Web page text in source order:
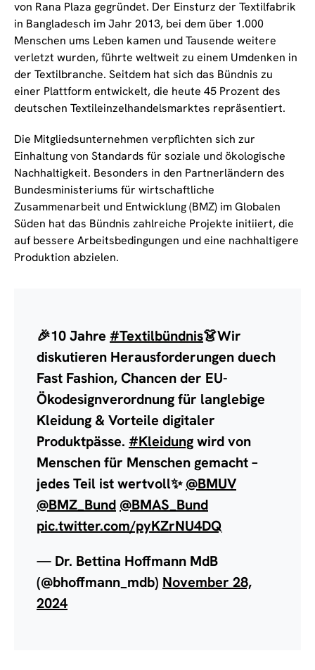
von Rana Plaza gegründet. Der Einsturz der Textilfabrik
in Bangladesch im Jahr 2013, bei dem über 1.000
Menschen ums Leben kamen und Tausende weitere
verletzt wurden, führte weltweit zu einem Umdenken in
der Textilbranche. Seitdem hat sich das Bündnis zu
einer Plattform entwickelt, die heute 45 Prozent des
deutschen Textileinzelhandelsmarktes repräsentiert.
Die Mitgliedsunternehmen verpflichten sich zur
Einhaltung von Standards für soziale und ökologische
Nachhaltigkeit. Besonders in den Partnerländern des
Bundesministeriums für wirtschaftliche
Zusammenarbeit und Entwicklung (BMZ) im Globalen
Süden hat das Bündnis zahlreiche Projekte initiiert, die
auf bessere Arbeitsbedingungen und eine nachhaltigere
Produktion abzielen.
🎉10 Jahre #Textilbündnis👗Wir
diskutieren Herausforderungen duech
Fast Fashion, Chancen der EU-
Ökodesignverordnung für langlebige
Kleidung & Vorteile digitaler
Produktpässe. #Kleidungwird von
Menschen für Menschen gemacht –
jedes Teil ist wertvoll✨@BMUV
@BMZ_Bund @BMAS_Bund
pic.twitter.com/pyKZrNU4DQ
— Dr. Bettina Hoffmann MdB
(@bhoffmann_mdb) November 28,
2024